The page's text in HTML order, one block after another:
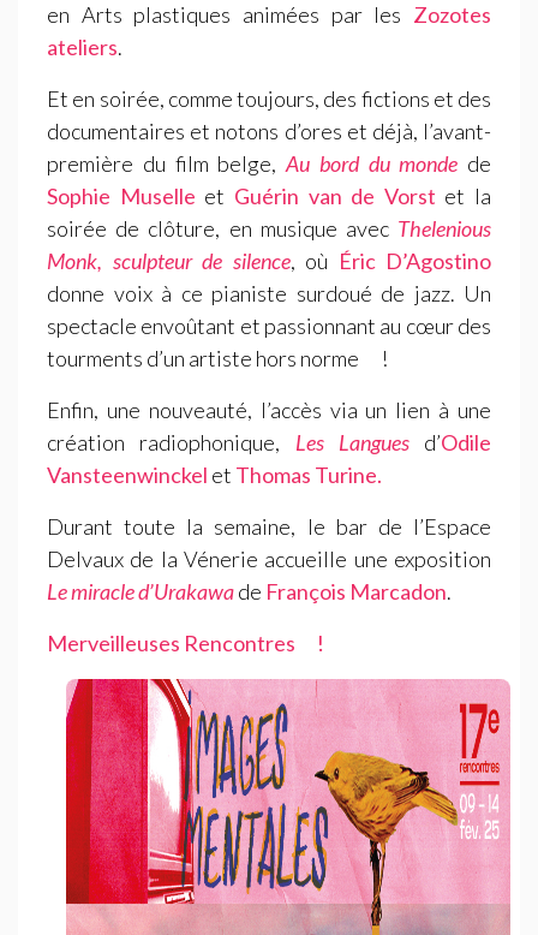
en Arts plastiques animées par les Zozotes
ateliers.
Et en soirée, comme toujours, des fictions et des
documentaires et notons d’ores et déjà, l’avant-
première du film belge, Au bord du monde de
Sophie Muselle et Guérin van de Vorst et la
soirée de clôture, en musique avec Thelenious
Monk, sculpteur de silence, où Éric D’Agostino
donne voix à ce pianiste surdoué de jazz. Un
spectacle envoûtant et passionnant au cœur des
tourments d’un artiste hors norme
!
Enfin, une nouveauté, l’accès via un lien à une
création radiophonique, Les Languesd’Odile
Vansteenwinckel et Thomas Turine.
Durant toute la semaine, le bar de l’Espace
Delvaux de la Vénerie accueille une exposition
Le miracle d’Urakawade François Marcadon.
Merveilleuses Rencontres
!